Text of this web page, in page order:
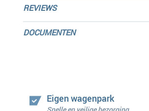
REVIEWS
DOCUMENTEN
Eigen wagenpark